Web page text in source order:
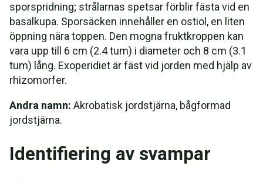
sporspridning; strålarnas spetsar förblir fästa vid en
basalkupa. Sporsäcken innehåller en ostiol, en liten
öppning nära toppen. Den mogna fruktkroppen kan
vara upp till 6 cm (2.4 tum) i diameter och 8 cm (3.1
tum) lång. Exoperidiet är fäst vid jorden med hjälp av
rhizomorfer.
Andra namn: Akrobatisk jordstjärna, bågformad
jordstjärna.
Identifiering av svampar